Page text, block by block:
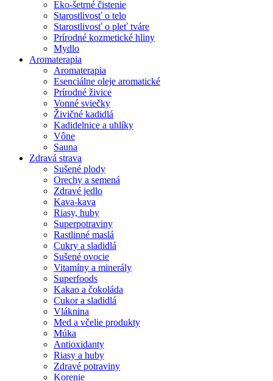
Eko-šetrné čistenie
Starostlivosť o telo
Starostlivosť o pleť tváre
Prírodné kozmetické hliny
Mydlo
Aromaterapia
Aromaterapia
Esenciálne oleje aromatické
Prírodné živice
Vonné sviečky
Živičné kadidlá
Kadidelnice a uhlíky
Vône
Sauna
Zdravá strava
Sušené plody
Orechy a semená
Zdravé jedlo
Kava-kava
Riasy, huby
Superpotraviny
Rastlinné maslá
Cukry a sladidlá
Sušené ovocie
Vitamíny a minerály
Superfoods
Kakao a čokoláda
Cukor a sladidlá
Vláknina
Med a včelie produkty
Múka
Antioxidanty
Riasy a huby
Zdravé potraviny
Korenie